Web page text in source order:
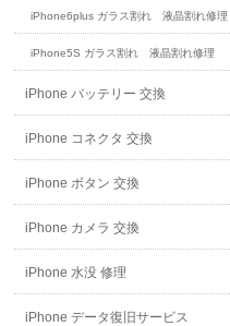
iPhone6plus ガラス割れ 液晶割れ修理
iPhone5S ガラス割れ 液晶割れ修理
iPhone バッテリー 交換
iPhone コネクタ 交換
iPhone ボタン 交換
iPhone カメラ 交換
iPhone 水没 修理
iPhone データ復旧サービス